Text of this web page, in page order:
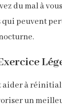
du mal à
qui peuvent
aider à
un